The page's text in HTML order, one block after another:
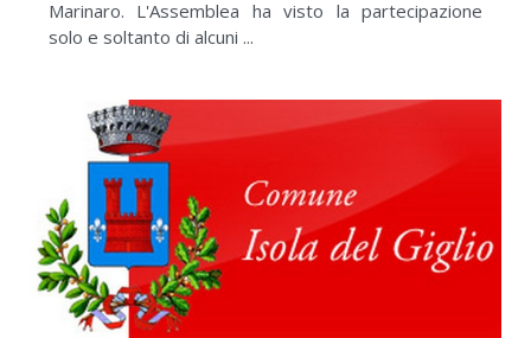
Marinaro. L'Assemblea ha visto la partecipazione
solo e soltanto di alcuni ...